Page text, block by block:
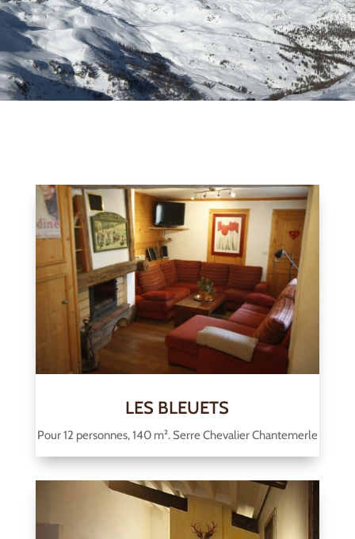
LES BLEUETS
Pour 12 personnes, 140 m². Serre Chevalier Chantemerle